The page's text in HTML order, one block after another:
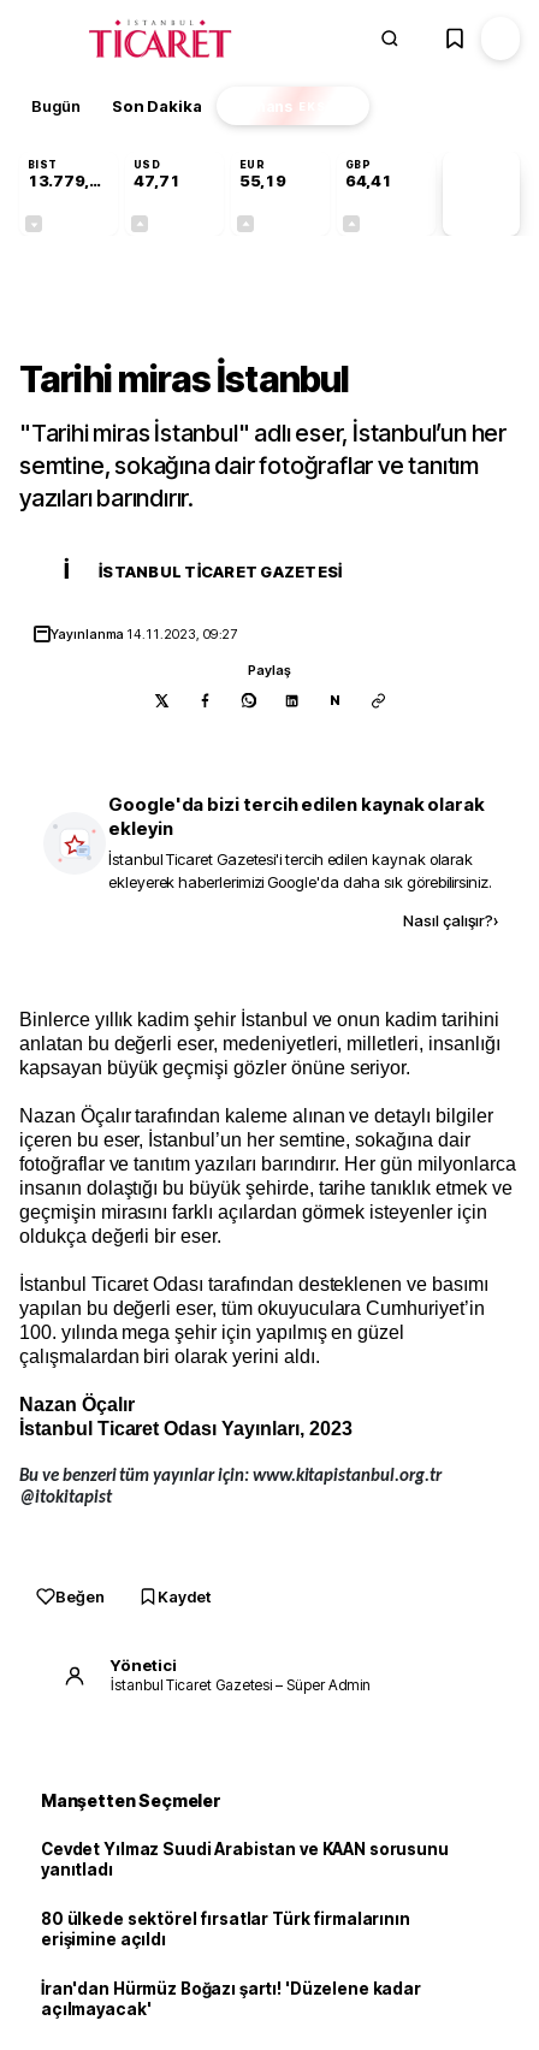
Bugün Son Dakika Finans EKSTRA
BIST
13.779,39
USD
47,71
EUR
55,19
GBP
64,41
Tarihi miras İstanbul
"Tarihi miras İstanbul" adlı eser, İstanbul’un her
semtine, sokağına dair fotoğraflar ve tanıtım
yazıları barındırır.
İ İSTANBUL TICARET GAZETESI
Yayınlanma 14.11.2023, 09:27
Paylaş
N
Google'da bizi tercih edilen kaynak olarak
ekleyin
İstanbul Ticaret Gazetesi'i tercih edilen kaynak olarak
ekleyerek haberlerimizi Google'da daha sık görebilirsiniz.
Nasıl çalışır?›
Binlerce yıllık kadim şehir İstanbul ve onun kadim tarihini
anlatan bu değerli eser, medeniyetleri, milletleri, insanlığı
kapsayan büyük geçmişi gözler önüne seriyor.
Nazan Öçalır tarafından kaleme alınan ve detaylı bilgiler
içeren bu eser, İstanbul’un her semtine, sokağına dair
fotoğraflar ve tanıtım yazıları barındırır. Her gün milyonlarca
insanın dolaştığı bu büyük şehirde, tarihe tanıklık etmek ve
geçmişin mirasını farklı açılardan görmek isteyenler için
oldukça değerli bir eser.
İstanbul Ticaret Odası tarafından desteklenen ve basımı
yapılan bu değerli eser, tüm okuyuculara Cumhuriyet’in
100. yılında mega şehir için yapılmış en güzel
çalışmalardan biri olarak yerini aldı.
Nazan Öçalır
İstanbul Ticaret Odası Yayınları, 2023
Bu ve benzeri tüm yayınlar için: www.kitapistanbul.org.tr
@itokitapist
Beğen Kaydet
Yönetici
İstanbul Ticaret Gazetesi – Süper Admin
Manşetten Seçmeler
Cevdet Yılmaz Suudi Arabistan ve KAAN sorusunu
yanıtladı
80 ülkede sektörel fırsatlar Türk firmalarının
erişimine açıldı
İran'dan Hürmüz Boğazı şartı! 'Düzelene kadar
açılmayacak'